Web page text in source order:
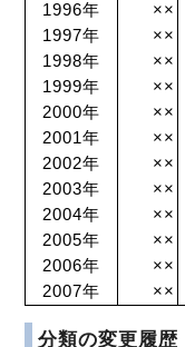
1996年
××
1997年
××
1998年
××
1999年
××
2000年
××
2001年
××
2002年
××
2003年
××
2004年
××
2005年
××
2006年
××
2007年
××
分類の変更履歴